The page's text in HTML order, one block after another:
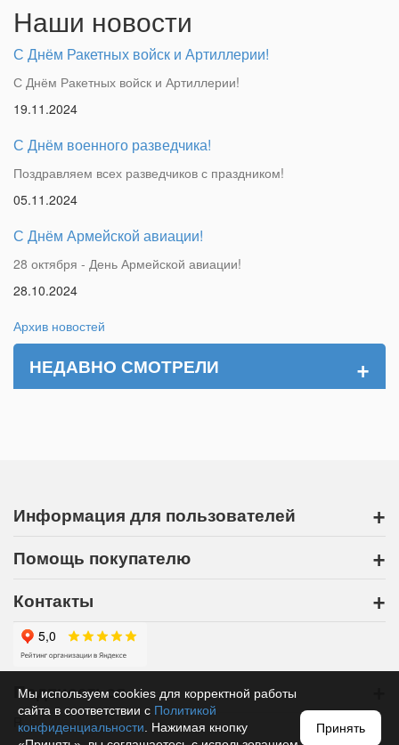
Наши новости
С Днём Ракетных войск и Артиллерии!
С Днём Ракетных войск и Артиллерии!
19.11.2024
С Днём военного разведчика!
Поздравляем всех разведчиков с праздником!
05.11.2024
С Днём Армейской авиации!
28 октября - День Армейской авиации!
28.10.2024
Архив новостей
НЕДАВНО СМОТРЕЛИ +
Информация для пользователей +
Помощь покупателю +
Контакты +
Подписаться
R
Мы используем cookies для корректной работы
сайта в соответствии с Политикой
конфиденциальности . Нажимая кнопку
Принять